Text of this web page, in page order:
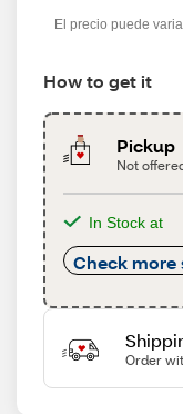
El precio puede
How to get it
Pickup
Not
In Stock at
Check more
Order